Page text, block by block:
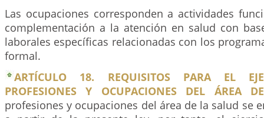
Las ocupaciones corresponden a actividades
complementación a la atención en salud con
laborales específicas relacionadas con los
formal.
ARTÍCULO 18. REQUISITOS PARA EL
PROFESIONES Y OCUPACIONES DEL ÁREA
profesiones y ocupaciones del área de la salud se